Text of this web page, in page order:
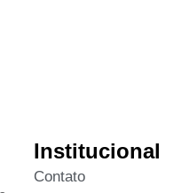
Institucional
Contato